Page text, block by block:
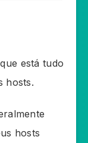
está tudo
hosts.
hosts